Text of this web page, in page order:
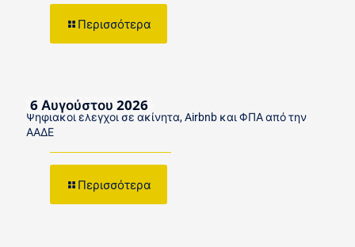
Περισσότερα
6 Αυγούστου 2026
Ψηφιακοί έλεγχοι σε ακίνητα, Airbnb και ΦΠΑ από την
ΑΑΔΕ
Περισσότερα